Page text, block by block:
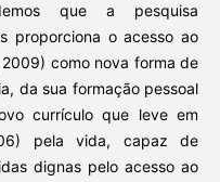
que a pesquisa
proporciona o acesso ao
como nova forma de
da sua formação pessoal
currículo que leve em
pela vida, capaz de
dignas pelo acesso ao